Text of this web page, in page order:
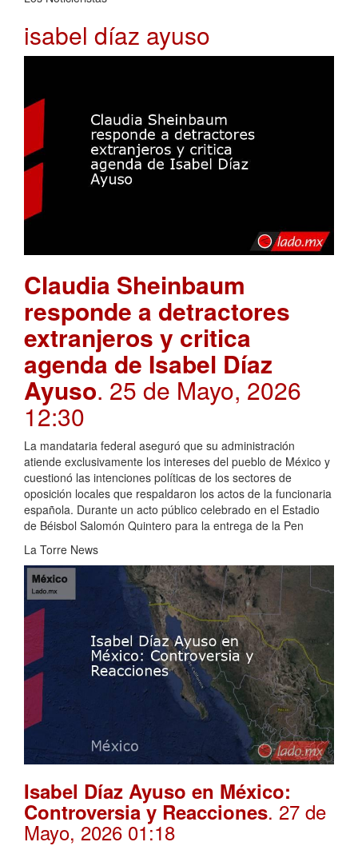
isabel díaz ayuso
Claudia Sheinbaum
responde a detractores
extranjeros y critica
agenda de Isabel Díaz
Ayuso. 25 de Mayo, 2026
12:30
La mandataria federal aseguró que su administración
atiende exclusivamente los intereses del pueblo de México y
cuestionó las intenciones políticas de los sectores de
oposición locales que respaldaron los actos de la funcionaria
española. Durante un acto público celebrado en el Estadio
de Béisbol Salomón Quintero para la entrega de la Pen
La Torre News
Isabel Díaz Ayuso en México:
Controversia y Reacciones. 27 de
Mayo, 2026 01:18